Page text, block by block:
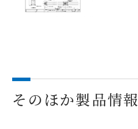
そのほか製品情報